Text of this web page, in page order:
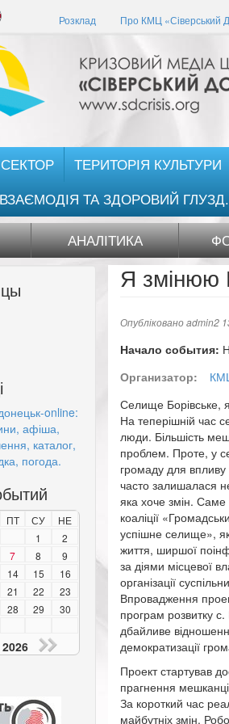
Розклад Про КМЦ «Сіверський
ТЕРИТОРІЯ КУЛЬТУРИ
ТА ЗДОРОВИЙ ГЛУЗД.
АНАЛІТИКА
online:
афіша,
каталог,
погода.
ПТ СУ
НЕ
1
2
7 8
9
14 15
16
21 22
23
28 29
30
Я змінюю
Опублікованоadmin2
Начало события:
Организатор:
Селище Борівське,
На теперішній час
люди. Більшість
проблем. Проте, у
громаду для
часто залишалася
яка хоче змін. Саме
коаліції
успішне селище»,
життя, ширшої
за діями місцевої
організації
Впровадження
програм розвитку
дбайливе
демократизації
Проект стартував
прагнення
За короткий час
майбутніх змін.